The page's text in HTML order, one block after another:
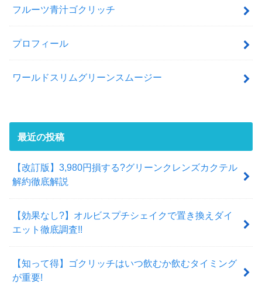
フルーツ青汁ゴクリッチ
プロフィール
ワールドスリムグリーンスムージー
最近の投稿
【改訂版】3,980円損する?グリーンクレンズカクテル
解約徹底解説
【効果なし?】オルビスプチシェイクで置き換えダイ
エット徹底調査!!
【知って得】ゴクリッチはいつ飲むか飲むタイミング
が重要!